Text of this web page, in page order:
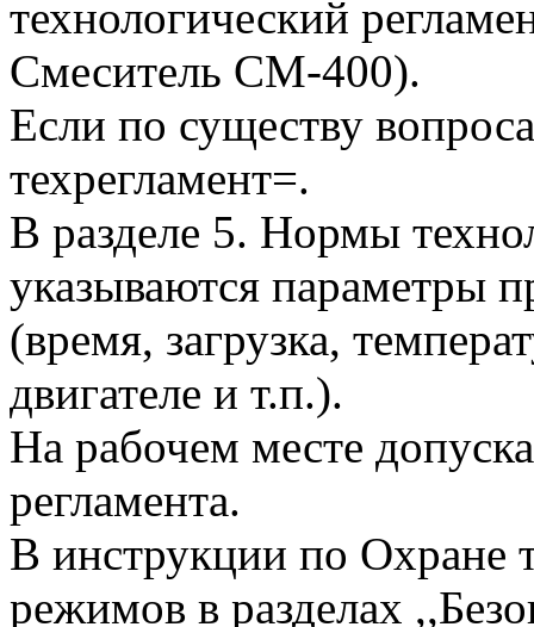
технологический
Смеситель СМ-400).
Если по существу
техрегламент=.
В разделе 5. Нормы
указываются параметры
(время, загрузка,
двигателе и т.п.).
На рабочем месте
регламента.
В инструкции по Охране
режимов в разделах